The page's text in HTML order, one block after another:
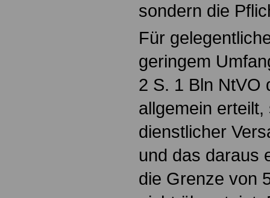
sondern die
Für
geringem
2 S. 1 Bln NtVO
allgemein
dienstlicher
und das daraus
die Grenze von